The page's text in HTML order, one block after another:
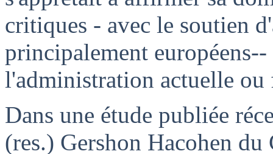
critiques - avec le soutien
principalement
l'administration actuelle ou
Dans une étude publiée
(res.) Gershon Hacohen du